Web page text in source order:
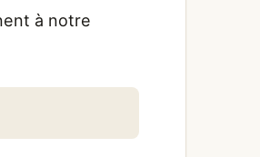
à notre